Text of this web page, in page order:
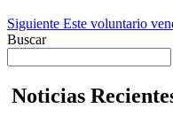
Siguiente Este voluntario
Buscar
Noticias